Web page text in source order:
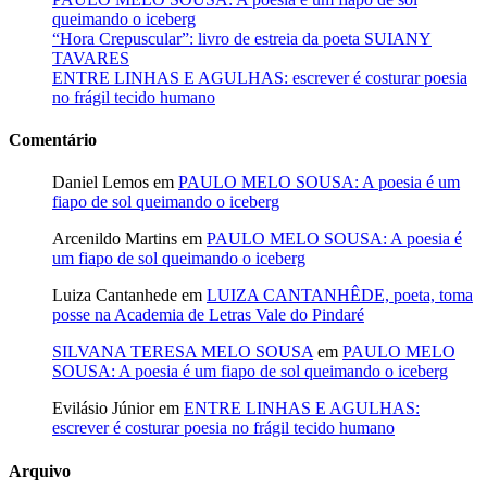
queimando o iceberg
“Hora Crepuscular”: livro de estreia da poeta SUIANY
TAVARES
ENTRE LINHAS E AGULHAS: escrever é costurar poesia
no frágil tecido humano
Comentário
Daniel Lemos em PAULO MELO SOUSA: A poesia é um
fiapo de sol queimando o iceberg
Arcenildo Martins em PAULO MELO SOUSA: A poesia é
um fiapo de sol queimando o iceberg
Luiza Cantanhede em LUIZA CANTANHÊDE, poeta, toma
posse na Academia de Letras Vale do Pindaré
SILVANA TERESA MELO SOUSA em PAULO MELO
SOUSA: A poesia é um fiapo de sol queimando o iceberg
Evilásio Júniorem ENTRE LINHAS E AGULHAS:
escrever é costurar poesia no frágil tecido humano
Arquivo